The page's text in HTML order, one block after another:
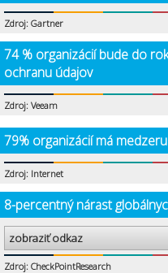
Zdroj: Gartner
74 % organizácií bude do
ochranu údajov
Zdroj: Veeam
79% organizácií má
Zdroj: Internet
8-percentný nárast
zobraziť odkaz
Zdroj: CheckPointResearch